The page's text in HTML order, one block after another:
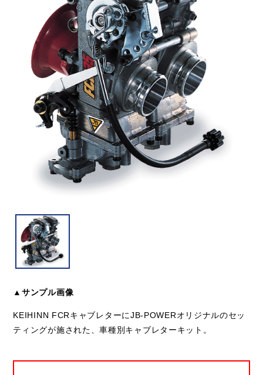
▲サンプル画像
KEIHINN FCRキャブレターにJB-POWERオリジナルのセッ
ティングが施された、車種別キャブレターキット。